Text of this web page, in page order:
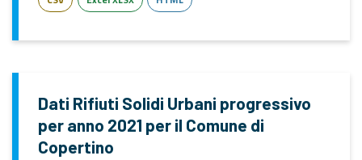
Dati Rifiuti Solidi Urbani progressivo
per anno 2021 per il Comune di
Copertino